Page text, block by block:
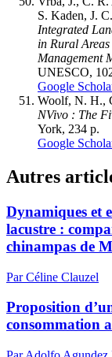
S. Kaden, J.
Integrated
in Rural
Management
UNESCO,
Google
Woolf, N. H.,
NVivo : The
York, 234 p.
Google
Autres
Dynamiques et
lacustre :
chinampas de
Par Céline Clauzel
Proposition
consommation